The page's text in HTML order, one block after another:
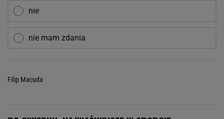
nie
nie mam zdania
Filip Macuda